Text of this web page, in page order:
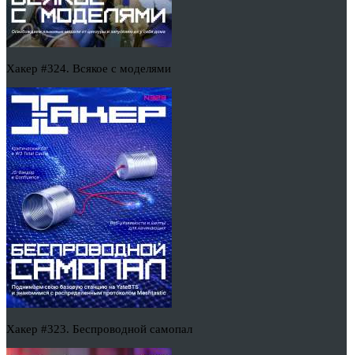
Хакер #324. Всякое с моделями
Хакер #323. Беспроводной самопал